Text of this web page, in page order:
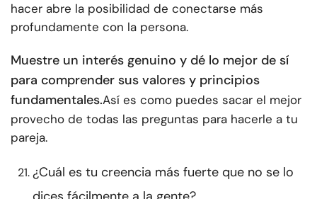
hacer abre la posibilidad de conectarse más
profundamente con la persona.
Muestre un interés genuino y dé lo mejor de sí
para comprender sus valores y principios
fundamentales.Así es como puedes sacar el mejor
provecho de todas las preguntas para hacerle a tu
pareja.
¿Cuál es tu creencia más fuerte que no se lo